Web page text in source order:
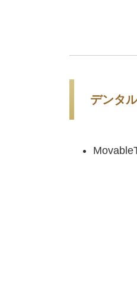
デンタ